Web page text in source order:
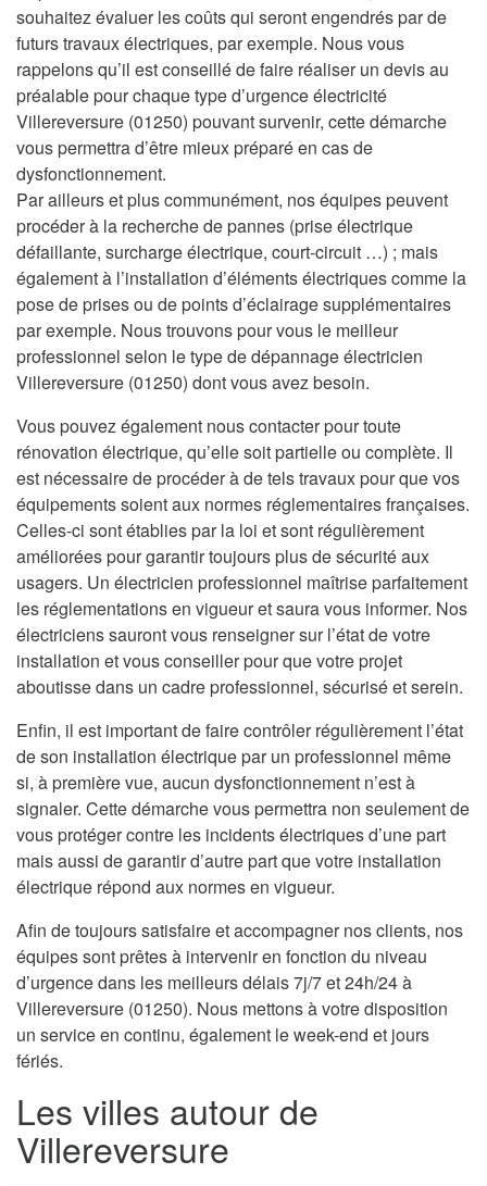
souhaitez évaluer les coûts qui seront engendrés par de
futurs travaux électriques, par exemple. Nous vous
rappelons qu’il est conseillé de faire réaliser un devis au
préalable pour chaque type d’urgence électricité
Villereversure (01250) pouvant survenir, cette démarche
vous permettra d’être mieux préparé en cas de
dysfonctionnement.
Par ailleurs et plus communément, nos équipes peuvent
procéder à la recherche de pannes (prise électrique
défaillante, surcharge électrique, court-circuit …) ; mais
également à l’installation d’éléments électriques comme la
pose de prises ou de points d’éclairage supplémentaires
par exemple. Nous trouvons pour vous le meilleur
professionnel selon le type de dépannage électricien
Villereversure (01250) dont vous avez besoin.
Vous pouvez également nous contacter pour toute
rénovation électrique, qu’elle soit partielle ou complète. Il
est nécessaire de procéder à de tels travaux pour que vos
équipements soient aux normes réglementaires françaises.
Celles-ci sont établies par la loi et sont régulièrement
améliorées pour garantir toujours plus de sécurité aux
usagers. Un électricien professionnel maîtrise parfaitement
les réglementations en vigueur et saura vous informer. Nos
électriciens sauront vous renseigner sur l’état de votre
installation et vous conseiller pour que votre projet
aboutisse dans un cadre professionnel, sécurisé et serein.
Enfin, il est important de faire contrôler régulièrement l’état
de son installation électrique par un professionnel même
si, à première vue, aucun dysfonctionnement n’est à
signaler. Cette démarche vous permettra non seulement de
vous protéger contre les incidents électriques d’une part
mais aussi de garantir d’autre part que votre installation
électrique répond aux normes en vigueur.
Afin de toujours satisfaire et accompagner nos clients, nos
équipes sont prêtes à intervenir en fonction du niveau
d’urgence dans les meilleurs délais 7j/7 et 24h/24 à
Villereversure (01250). Nous mettons à votre disposition
un service en continu, également le week-end et jours
fériés.
Les villes autour de
Villereversure